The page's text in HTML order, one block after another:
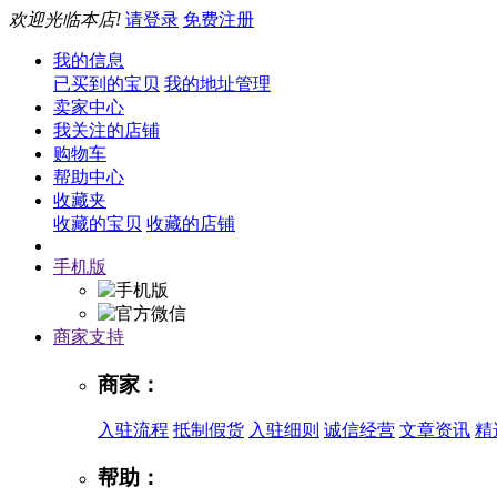
欢迎光临本店! 请登录 免费注册
我的信息
已买到的宝贝 我的地址管理
卖家中心
我关注的店铺
购物车
帮助中心
收藏夹
收藏的宝贝 收藏的店铺
手机版
商家支持
商家：
入驻流程 抵制假货 入驻细则 诚信经营 文章资讯 精
帮助：